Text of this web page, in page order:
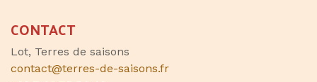
CONTACT
Lot, Terres de saisons
contact@terres-de-saisons.fr